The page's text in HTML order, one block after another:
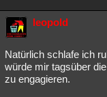
leopold
Natürlich schlafe ich
würde mir tagsüber
zu engagieren.